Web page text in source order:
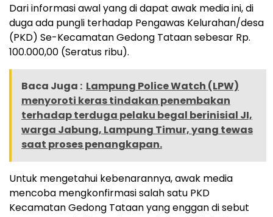
Dari informasi awal yang di dapat awak media ini, di
duga ada pungli terhadap Pengawas Kelurahan/desa
(PKD) Se-Kecamatan Gedong Tataan sebesar Rp.
100.000,00 (Seratus ribu).
Baca Juga : Lampung Police Watch (LPW)
menyoroti keras tindakan penembakan
terhadap terduga pelaku begal berinisial JI,
warga Jabung, Lampung Timur, yang tewas
saat proses penangkapan.
Untuk mengetahui kebenarannya, awak media
mencoba mengkonfirmasi salah satu PKD
Kecamatan Gedong Tataan yang enggan di sebut